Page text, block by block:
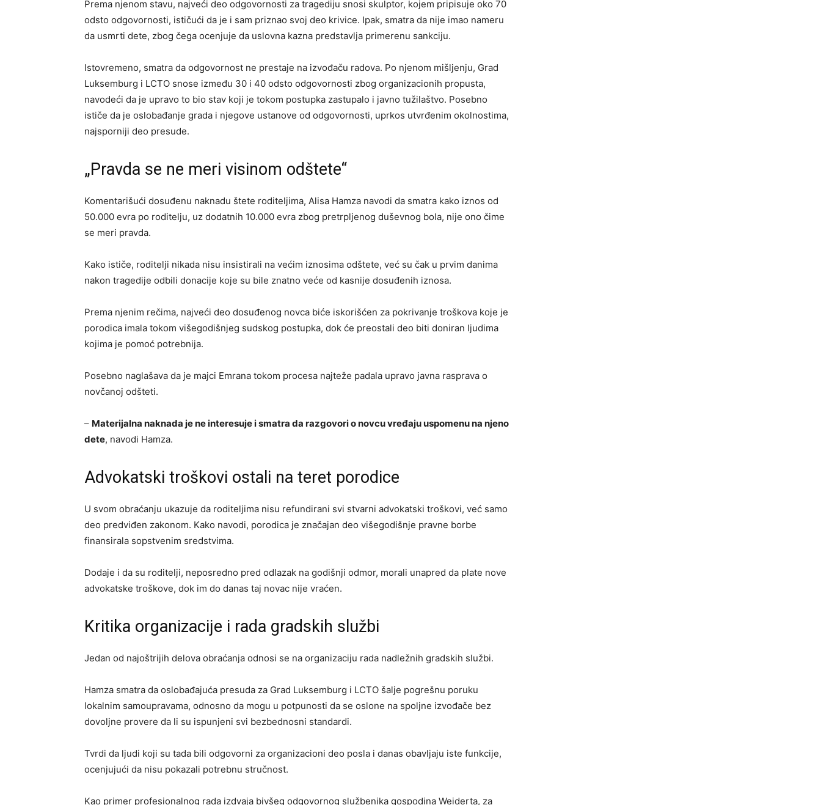
Prema njenom stavu, najveći deo odgovornosti za tragediju snosi skulptor, kojem pripisuje oko 70
odsto odgovornosti, ističući da je i sam priznao svoj deo krivice. Ipak, smatra da nije imao nameru
da usmrti dete, zbog čega ocenjuje da uslovna kazna predstavlja primerenu sankciju.
Istovremeno, smatra da odgovornost ne prestaje na izvođaču radova. Po njenom mišljenju, Grad
Luksemburg i LCTO snose između 30 i 40 odsto odgovornosti zbog organizacionih propusta,
navodeći da je upravo to bio stav koji je tokom postupka zastupalo i javno tužilaštvo. Posebno
ističe da je oslobađanje grada i njegove ustanove od odgovornosti, uprkos utvrđenim okolnostima,
najsporniji deo presude.
„Pravda se ne meri visinom odštete“
Komentarišući dosuđenu naknadu štete roditeljima, Alisa Hamza navodi da smatra kako iznos od
50.000 evra po roditelju, uz dodatnih 10.000 evra zbog pretrpljenog duševnog bola, nije ono čime
se meri pravda.
Kako ističe, roditelji nikada nisu insistirali na većim iznosima odštete, već su čak u prvim danima
nakon tragedije odbili donacije koje su bile znatno veće od kasnije dosuđenih iznosa.
Prema njenim rečima, najveći deo dosuđenog novca biće iskorišćen za pokrivanje troškova koje je
porodica imala tokom višegodišnjeg sudskog postupka, dok će preostali deo biti doniran ljudima
kojima je pomoć potrebnija.
Posebno naglašava da je majci Emrana tokom procesa najteže padala upravo javna rasprava o
novčanoj odšteti.
– Materijalna naknada je ne interesuje i smatra da razgovori o novcu vređaju uspomenu na njeno
dete, navodi Hamza.
Advokatski troškovi ostali na teret porodice
U svom obraćanju ukazuje da roditeljima nisu refundirani svi stvarni advokatski troškovi, već samo
deo predviđen zakonom. Kako navodi, porodica je značajan deo višegodišnje pravne borbe
finansirala sopstvenim sredstvima.
Dodaje i da su roditelji, neposredno pred odlazak na godišnji odmor, morali unapred da plate nove
advokatske troškove, dok im do danas taj novac nije vraćen.
Kritika organizacije i rada gradskih službi
Jedan od najoštrijih delova obraćanja odnosi se na organizaciju rada nadležnih gradskih službi.
Hamza smatra da oslobađajuća presuda za Grad Luksemburg i LCTO šalje pogrešnu poruku
lokalnim samoupravama, odnosno da mogu u potpunosti da se oslone na spoljne izvođače bez
dovoljne provere da li su ispunjeni svi bezbednosni standardi.
Tvrdi da ljudi koji su tada bili odgovorni za organizacioni deo posla i danas obavljaju iste funkcije,
ocenjujući da nisu pokazali potrebnu stručnost.
Kao primer profesionalnog rada izdvaja bivšeg odgovornog službenika gospodina Weiderta, za